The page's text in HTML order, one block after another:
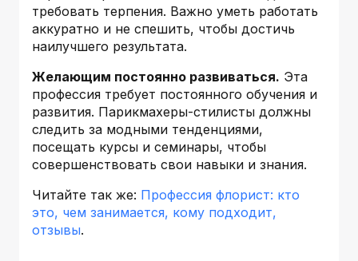
требовать терпения. Важно уметь работать
аккуратно и не спешить, чтобы достичь
наилучшего результата.
Желающим постоянно развиваться. Эта
профессия требует постоянного обучения и
развития. Парикмахеры-стилисты должны
следить за модными тенденциями,
посещать курсы и семинары, чтобы
совершенствовать свои навыки и знания.
Читайте так же: Профессия флорист: кто
это, чем занимается, кому подходит,
отзывы.